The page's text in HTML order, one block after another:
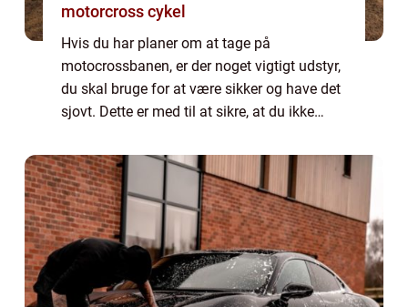
motorcross cykel
Hvis du har planer om at tage på
motocrossbanen, er der noget vigtigt udstyr,
du skal bruge for at være sikker og have det
sjovt. Dette er med til at sikre, at du ikke
når du er afsted. Så hvis du er ny på ...